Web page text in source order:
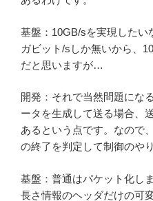
基盤：10GB/sを実現したい
ガビット/sしか無いから、
だと思いますが…
開発：それで当然問題にな
ータを生成して送る場合、
あるという点です。なので
の終了を判定して制御のや
基盤：普通はパケット化し
長さ情報のヘッダだけの可